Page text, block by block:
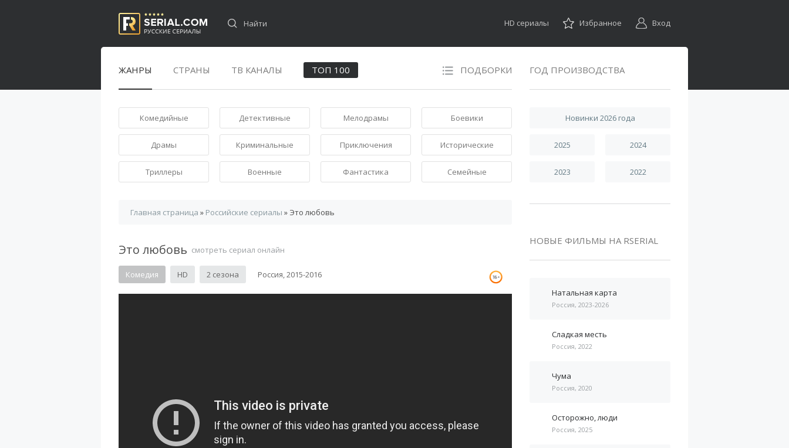
HD сериалы Избранное Вход
ЖАНРЫ СТРАНЫ ТВ КАНАЛЫ ПОДБОРКИ
ТОП 100
Комедийные Детективные Мелодрамы Боевики
Драмы Криминальные Приключения Исторические
Триллеры Военные Фантастика Семейные
Главная страница » Российские сериалы » Это любовь
Это любовь смотреть сериал онлайн
Комедия HD 2 сезона Россия, 2015-2016
ГОД ПРОИЗВОДСТВА
Новинки 2026 года
2025 2024
2023 2022
НОВЫЕ ФИЛЬМЫ НА RSERIAL
Натальная карта
Россия, 2023-2026
Сладкая месть
Россия, 2022
Чума
Россия, 2020
Осторожно, люди
Россия, 2025